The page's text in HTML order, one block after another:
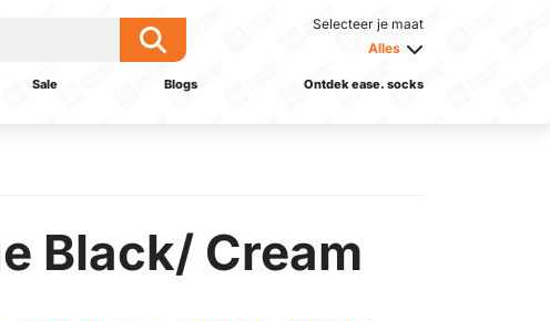
Selecteer je maat
Alles
Sale Blogs Ontdek ease. socks
Black/ Cream